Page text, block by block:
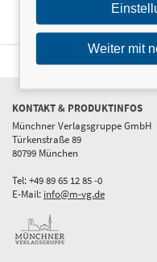
KONTAKT & PRODUKTINFOS
Münchner Verlagsgruppe GmbH
Türkenstraße 89
80799 München
Tel: +49 89 65 12 85 -0
E-Mail: info@m-vg.de
Weiter mit